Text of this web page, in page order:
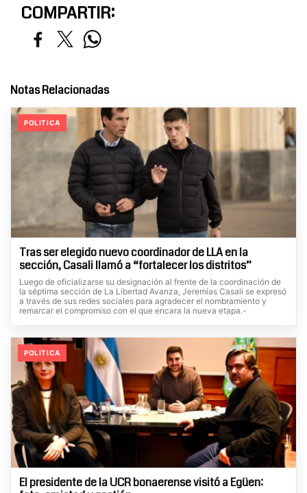
COMPARTIR:
Notas Relacionadas
POLITICA
Tras ser elegido nuevo coordinador de LLA en la
sección, Casali llamó a “fortalecer los distritos”
Luego de oficializarse su designación al frente de la coordinación de
la séptima sección de La Libertad Avanza, Jeremías Casali se expresó
a través de sus redes sociales para agradecer el nombramiento y
remarcar el compromiso con el que encara la nueva etapa.-
POLITICA
El presidente de la UCR bonaerense visitó a Egüen: